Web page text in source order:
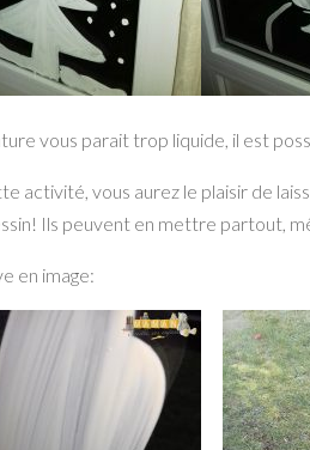
vous parait trop liquide, il est
activité, vous aurez le plaisir de
Ils peuvent en mettre partout,
en image: